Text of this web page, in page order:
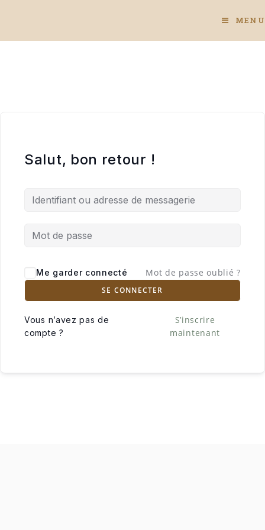
MENU
Salut, bon retour !
Me garder connecté Mot de passe oublié ?
SE CONNECTER
Vous n’avez pas de
compte ?
S’inscrire
maintenant